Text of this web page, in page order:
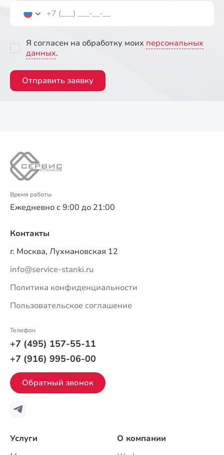
Я согласен на обработку моих персональных
данных.
Отправить заявку
Время работы
Ежедневно с 9:00 до 21:00
Услуги
О компании
Контакты
г. Москва, Лухмановская 12
info@service-stanki.ru
Политика конфиденциальности
Пользовательское соглашение
Телефон
+7 (495) 157-55-11
+7 (916) 995-06-00
Обратный звонок